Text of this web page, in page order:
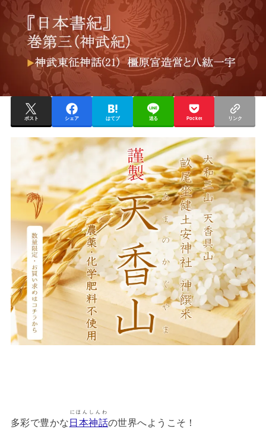
ポスト シェア はてブ 送る Pocket リンク
多彩で豊かな日本神話
にほんしんわ
の世界へようこそ！